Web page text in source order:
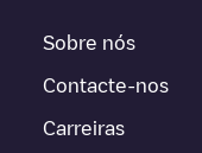
Sobre nós
Contacte-nos
Carreiras